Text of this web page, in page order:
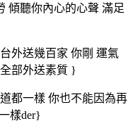
傾聽你內心的心聲 滿足
外送幾百家 你剛 運氣
部外送素質 }
都一樣 你也不能因為再
樣der}